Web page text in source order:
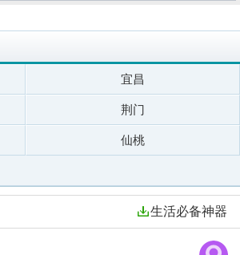
宜昌
荆门
仙桃
生活必备神器